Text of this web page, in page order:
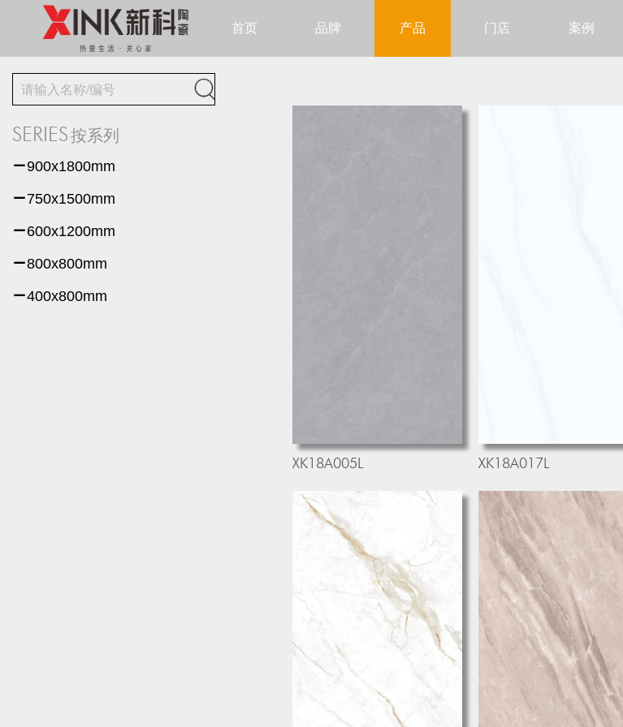
首页 品牌 产品 门店 案例

SERIES按系列
900x1800mm
750x1500mm
600x1200mm
800x800mm
400x800mm
XK18A005L XK18A017L